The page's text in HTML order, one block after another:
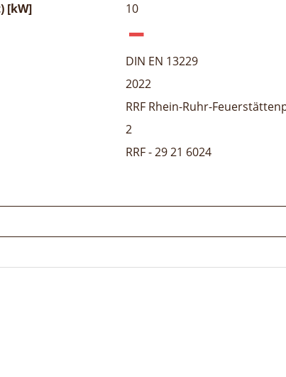
[kW]
10
DIN EN 13229
2022
RRF Rhein-Ruhr-
2
RRF - 29 21 6024